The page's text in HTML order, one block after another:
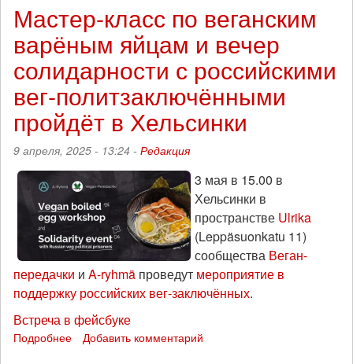
пройдет
палаточный
лагерь
на
тему
«Связь
антиавторитарных
поколений
и
Мастер-класс по веганским
варёным яйцам и вечер
солидарности с российскими
вег-политзаключёнными
пройдёт в Хельсинки
9 апреля, 2025 - 13:24 - Редакция
3 мая в 15.00 в
Хельсинки в
пространстве Ulrika
(Leppäsuonkatu 11)
сообщества Веган-
передачки и A-ryhmä проведут мероприятие в
поддержку российских вег-заключённых.
Встреча в фейсбуке
Подробнее Добавить комментарий